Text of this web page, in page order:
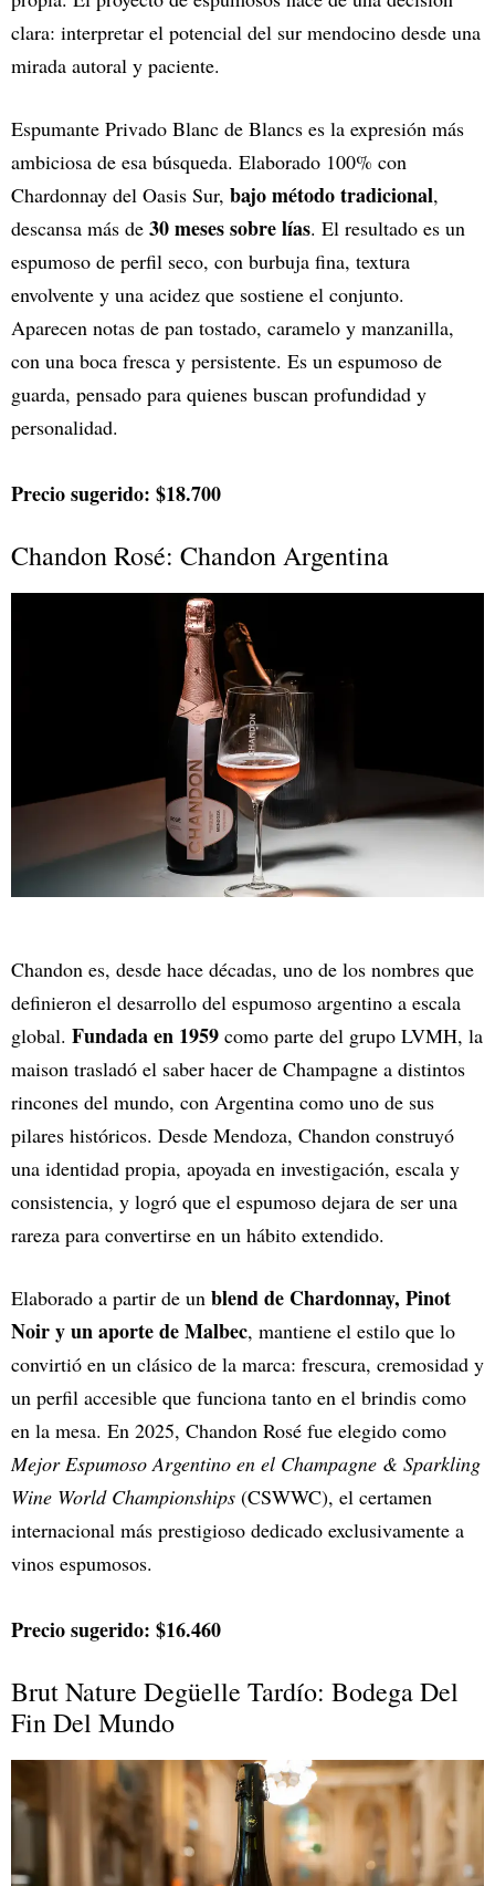
clara: interpretar el potencial del sur mendocino desde una
mirada autoral y paciente.
Espumante Privado Blanc de Blancs es la expresión más
ambiciosa de esa búsqueda. Elaborado 100% con
Chardonnay del Oasis Sur, bajo método tradicional,
descansa más de 30 meses sobre lías. El resultado es un
espumoso de perfil seco, con burbuja fina, textura
envolvente y una acidez que sostiene el conjunto.
Aparecen notas de pan tostado, caramelo y manzanilla,
con una boca fresca y persistente. Es un espumoso de
guarda, pensado para quienes buscan profundidad y
personalidad.
Precio sugerido: $18.700
Chandon Rosé: Chandon Argentina
Chandon es, desde hace décadas, uno de los nombres que
definieron el desarrollo del espumoso argentino a escala
global. Fundada en 1959 como parte del grupo LVMH, la
maison trasladó el saber hacer de Champagne a distintos
rincones del mundo, con Argentina como uno de sus
pilares históricos. Desde Mendoza, Chandon construyó
una identidad propia, apoyada en investigación, escala y
consistencia, y logró que el espumoso dejara de ser una
rareza para convertirse en un hábito extendido.
Elaborado a partir de un blend de Chardonnay, Pinot
Noir y un aporte de Malbec, mantiene el estilo que lo
convirtió en un clásico de la marca: frescura, cremosidad y
un perfil accesible que funciona tanto en el brindis como
en la mesa. En 2025, Chandon Rosé fue elegido como
Mejor Espumoso Argentino en el Champagne & Sparkling
Wine World Championships (CSWWC), el certamen
internacional más prestigioso dedicado exclusivamente a
vinos espumosos.
Precio sugerido: $16.460
Brut Nature Degüelle Tardío: Bodega Del
Fin Del Mundo